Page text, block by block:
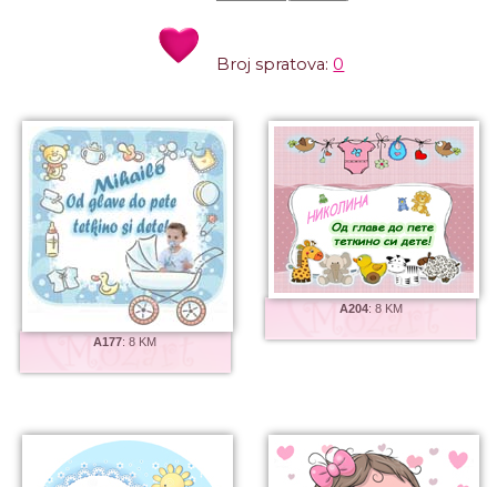
Broj spratova:0
A177:8 KM
A204: 8 KM